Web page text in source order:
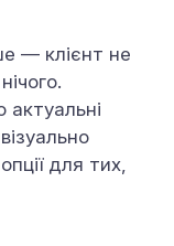
— клієнт не
для тих,